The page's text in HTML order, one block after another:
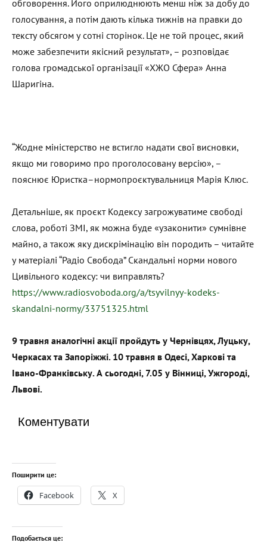
обговорення. Його оприлюднюють менш ніж за добу до
голосування, а потім дають кілька тижнів на правки до
тексту обсягом у сотні сторінок. Це не той процес, який
може забезпечити якісний результат», – розповідає
голова громадської організації «ХЖО Сфера» Анна
Шаригіна.
“Жодне міністерство не встигло надати свої висновки,
якщо ми говоримо про проголосовану версію», –
пояснює Юристка–нормопроєктувальниця Марія Клюс.
Детальніше, як проєкт Кодексу загрожуватиме свободі
слова, роботі ЗМІ, як можна буде «узаконити» сумнівне
майно, а також яку дискрімінацію він породить – читайте
у матеріалі “Радіо Свобода” Скандальні норми нового
Цивільного кодексу: чи виправлять?
https://www.radiosvoboda.org/a/tsyvilnyy-kodeks-
skandalni-normy/33751325.html
9 травня аналогічні акції пройдуть у Чернівцях, Луцьку,
Черкасах та Запоріжжі. 10 травня в Одесі, Харкові та
Івано-Франківську. А сьогодні, 7.05 у Вінниці, Ужгороді,
Львові.
Коментувати
Поширити це:
Facebook X
Подобається це: